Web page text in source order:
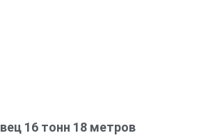
16 тонн 18 метров